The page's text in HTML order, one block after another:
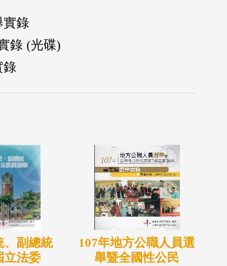
實錄
錄 (光碟)
錄
、副總統
立法委
107年地方公職人員選
舉暨全國性公民